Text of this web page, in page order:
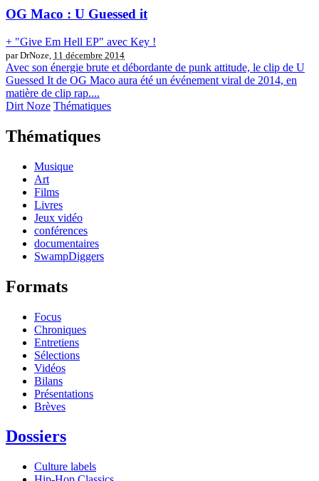
OG Maco : U Guessed it
+ "Give Em Hell EP" avec Key !
par DrNoze, 11 décembre 2014
Avec son énergie brute et débordante de punk attitude, le clip de U
Guessed It de OG Maco aura été un événement viral de 2014, en
matière de clip rap....
Dirt Noze Thématiques
Thématiques
Musique
Art
Films
Livres
Jeux vidéo
conférences
documentaires
SwampDiggers
Formats
Focus
Chroniques
Entretiens
Sélections
Vidéos
Bilans
Présentations
Brèves
Dossiers
Culture labels